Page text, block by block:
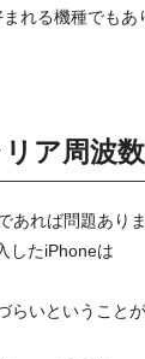
れる機種でもあ
ア周波数
あれば問題あり
したiPhoneは
らいということが